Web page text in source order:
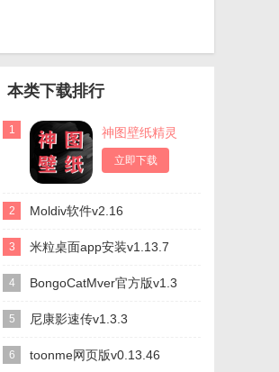
本类下载排行
1
神图壁纸精灵
appv1.6
立即下载
2 Moldiv软件v2.16
3 米粒桌面app安装v1.13.7
4 BongoCatMver官方版v1.3
5 尼康影速传v1.3.3
6 toonme网页版v0.13.46